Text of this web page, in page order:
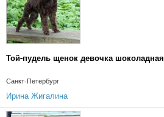
Той-пудель щенок девочка шоколадная
Санкт-Петербург
Ирина Жигалина